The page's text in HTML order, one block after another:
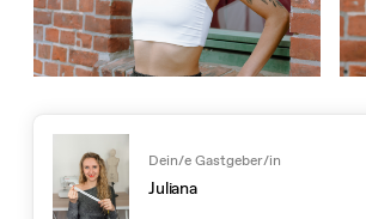
Dein/e Gastgeber/in
Juliana